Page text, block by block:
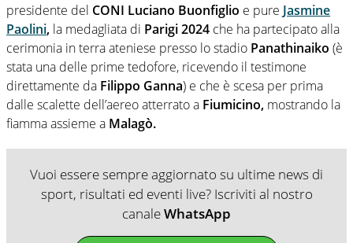
presidente del CONI Luciano Buonfiglio e pure Jasmine
Paolini, la medagliata di Parigi 2024 che ha partecipato alla
cerimonia in terra ateniese presso lo stadio Panathinaiko (è
stata una delle prime tedofore, ricevendo il testimone
direttamente da Filippo Ganna) e che è scesa per prima
dalle scalette dell’aereo atterrato a Fiumicino, mostrando la
fiamma assieme a Malagò.
Vuoi essere sempre aggiornato su ultime news di
sport, risultati ed eventi live? Iscriviti al nostro
canaleWhatsApp